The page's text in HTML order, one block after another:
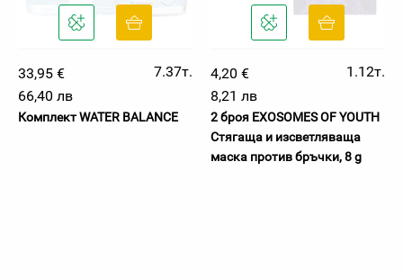
33,95 €
7.37т.
66,40 лв
Комплект WATER BALANCE
4,20 €
1.12т.
8,21 лв
2 броя EXOSOMES OF YOUTH
Стягаща и изсветляваща
маска против бръчки, 8 g